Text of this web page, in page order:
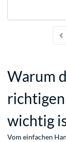
Warum
wichtig
Vom einfachen